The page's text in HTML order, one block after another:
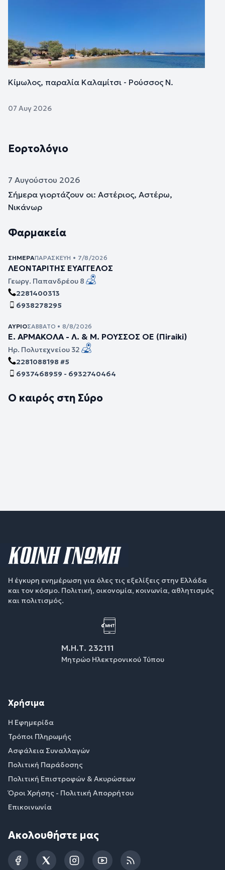
Κίμωλος, παραλία Καλαμίτσι - Ρούσσος Ν.
07 Αυγ 2026
Εορτολόγιο
7 Αυγούστου 2026
Σήμερα γιορτάζουν οι: Αστέριος, Αστέρω,
Νικάνωρ
Φαρμακεία
ΣΉΜΕΡΑΠΑΡΑΣΚΕΥΉ • 7/8/2026
ΛΕΟΝΤΑΡΙΤΗΣ ΕΥΑΓΓΕΛΟΣ
Γεωργ. Παπανδρέου 8
2281400313
6938278295
ΑΎΡΙΟΣΆΒΒΑΤΟ • 8/8/2026
Ε. ΑΡΜΑΚΟΛΑ - Λ. & Μ. ΡΟΥΣΣΟΣ ΟΕ (Πiraiki)
Ηρ. Πολυτεχνείου 32
2281088198 #5
6937468959 - 6932740464
Ο καιρός στη Σύρο
Η έγκυρη ενημέρωση για όλες τις εξελίξεις στην Ελλάδα
και τον κόσμο. Πολιτική, οικονομία, κοινωνία, αθλητισμός
και πολιτισμός.
Μ.Η.Τ. 232111
Μητρώο Ηλεκτρονικού Τύπου
Χρήσιμα
Η Εφημερίδα
Τρόποι Πληρωμής
Ασφάλεια Συναλλαγών
Πολιτική Παράδοσης
Πολιτική Επιστροφών & Ακυρώσεων
Όροι Χρήσης - Πολιτική Απορρήτου
Επικοινωνία
Ακολουθήστε μας
FacebookTwitterInstagramYouTubeRSS